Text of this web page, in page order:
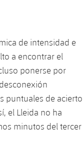
de intensidad e
a encontrar el
ponerse por
puntuales de acierto
el Lleida no ha
minutos del tercer